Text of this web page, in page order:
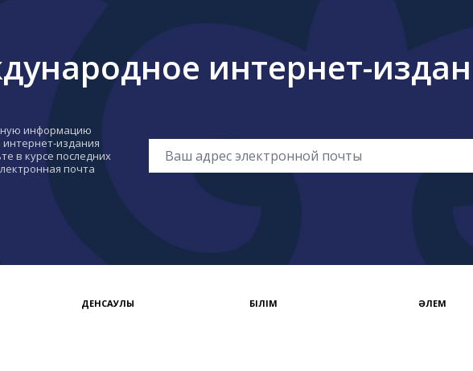
интернет-
информацию
издания
в курсе последних
почта
ДЕНСАУЛЫҚ БІЛІМ ӘЛЕМ